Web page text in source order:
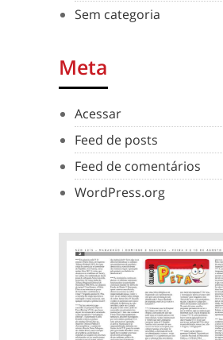
Sem categoria
Meta
Acessar
Feed de posts
Feed de comentários
WordPress.org